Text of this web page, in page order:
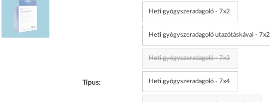
Típus:
Heti gyógyszeradagoló - 7x2
Heti gyógyszeradagoló utazótáskával - 7x2
Heti gyógyszeradagoló - 7x3
Heti gyógyszeradagoló - 7x4